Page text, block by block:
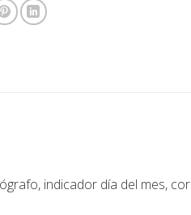
indicador día del mes,